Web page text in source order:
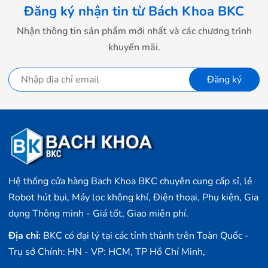
cảm biến thế hệ 2 hoàn toàn mới
Đồng hồ thông minh Huami Amazfit GTS 2 tích hợp
cảm biến đo nhịp tim thế hệ thứ 2 mang tên BioTracker
nghệ OxygenBeats nâng cao khả năng trong việc đo
nhịp tim và nồng độ Oxy trong máu.
hữu cho mình các cảm biến thông dụng khác như cảm
biến từ, con quay hồi chuyển, cảm biến ánh sáng.
Đăng ký nhận tin từ Bách Khoa BKC
Nhận thông tin sản phẩm mới nhất và các chương trình
khuyến mãi.
Đăng ký
Hệ thống cửa hàng Bach Khoa BKC chuyên cung cấp sỉ, lẻ
Robot hút bụi, Máy lọc không khí, Điện thoại, Phụ kiện, Gia
dụng Thông minh - Giá tốt, Giao miễn phí.
Địa chỉ: BKC có đại lý tại các tỉnh thành trên Toàn Quốc -
Trụ sở Chính: HN - VP: HCM, TP Hồ Chí Minh,